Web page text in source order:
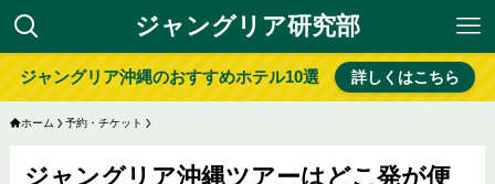
ジャングリア研究部
ジャングリア沖縄のおすすめホテル10選 詳しくはこちら
ホーム 予約・チケット
ジャングリア沖縄ツアーはどこ発が便